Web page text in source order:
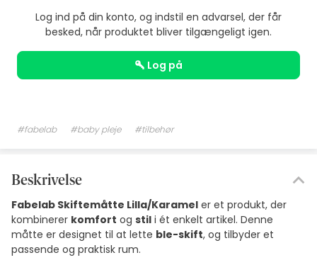
Log ind på din konto, og indstil en advarsel, der får
besked, når produktet bliver tilgængeligt igen.
log på
#fabelab #baby pleje #tilbehør
Beskrivelse
Fabelab Skiftemåtte Lilla/Karamel er et produkt, der
kombinerer komfort og stil i ét enkelt artikel. Denne
måtte er designet til at lette ble-skift, og tilbyder et
passende og praktisk rum.